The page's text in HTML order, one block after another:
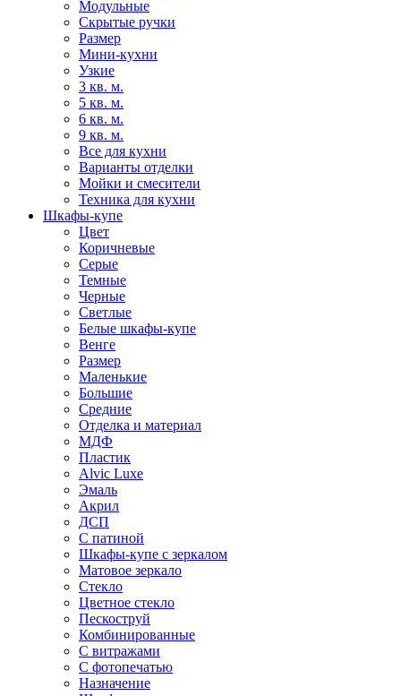
Модульные
Скрытые ручки
Размер
Мини-кухни
Узкие
3 кв. м.
5 кв. м.
6 кв. м.
9 кв. м.
Все для кухни
Варианты отделки
Мойки и смесители
Техника для кухни
Шкафы-купе
Цвет
Коричневые
Серые
Темные
Черные
Светлые
Белые шкафы-купе
Венге
Размер
Маленькие
Большие
Средние
Отделка и материал
МДФ
Пластик
Alvic Luxe
Эмаль
Акрил
ДСП
С патиной
Шкафы-купе с зеркалом
Матовое зеркало
Стекло
Цветное стекло
Пескоструй
Комбинированные
С витражами
С фотопечатью
Назначение